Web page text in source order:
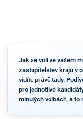
Jak se volí ve vašem
zastupitelstev krajů v
vidíte právě tady.
pro jednotlivé
minulých volbách, a to